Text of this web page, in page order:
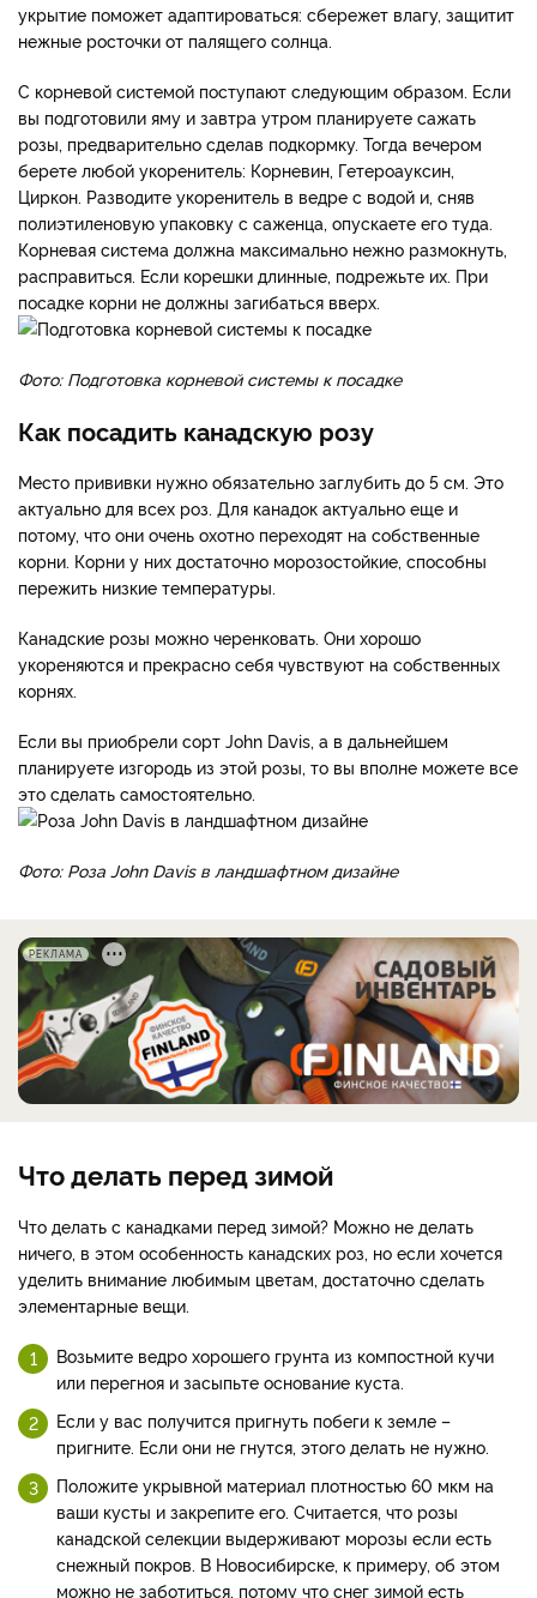
укрытие поможет адаптироваться: сбережет влагу, защитит
нежные росточки от палящего солнца.
С корневой системой поступают следующим образом. Если
вы подготовили яму и завтра утром планируете сажать
розы, предварительно сделав подкормку. Тогда вечером
берете любой укоренитель: Корневин, Гетероауксин,
Циркон. Разводите укоренитель в ведре с водой и, сняв
полиэтиленовую упаковку с саженца, опускаете его туда.
Корневая система должна максимально нежно размокнуть,
расправиться. Если корешки длинные, подрежьте их. При
посадке корни не должны загибаться вверх.
Фото: Подготовка корневой системы к посадке
Как посадить канадскую розу
Место прививки нужно обязательно заглубить до 5 см. Это
актуально для всех роз. Для канадок актуально еще и
потому, что они очень охотно переходят на собственные
корни. Корни у них достаточно морозостойкие, способны
пережить низкие температуры.
Канадские розы можно черенковать. Они хорошо
укореняются и прекрасно себя чувствуют на собственных
корнях.
Если вы приобрели сорт John Davis, а в дальнейшем
планируете изгородь из этой розы, то вы вполне можете все
это сделать самостоятельно.
Фото: Роза John Davis в ландшафтном дизайне
РЕКЛАМА
Что делать перед зимой
Что делать с канадками перед зимой? Можно не делать
ничего, в этом особенность канадских роз, но если хочется
уделить внимание любимым цветам, достаточно сделать
элементарные вещи.
Возьмите ведро хорошего грунта из компостной кучи
или перегноя и засыпьте основание куста.
Если у вас получится пригнуть побеги к земле –
пригните. Если они не гнутся, этого делать не нужно.
Положите укрывной материал плотностью 60 мкм на
ваши кусты и закрепите его. Считается, что розы
канадской селекции выдерживают морозы если есть
снежный покров. В Новосибирске, к примеру, об этом
можно не заботиться, потому что снег зимой есть